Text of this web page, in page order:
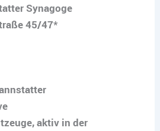
Synagoge
45/47*
aktiv in der